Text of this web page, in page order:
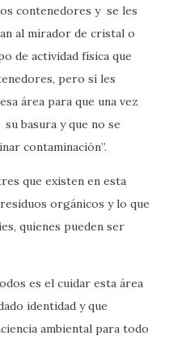
contenedores y se les
al mirador de cristal o
de actividad física que
pero sí les
área para que una vez
su basura y que no se
contaminación”.
que existen en esta
orgánicos y lo que
quienes pueden ser
es el cuidar esta área
identidad y que
ambiental para todo